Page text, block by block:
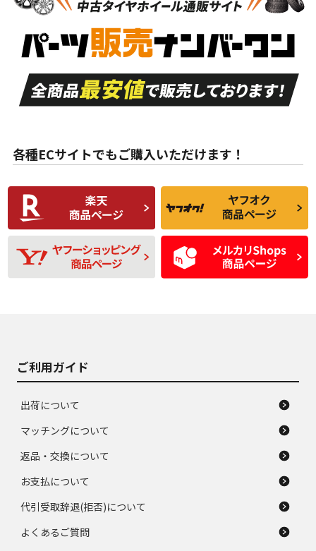
S
品）
S
新車外し品（新古
付き
A
走行距離も少なく、
目立つ傷もほとんど
ない中古品
A
走行距離も少なく、
非常に状態の良い中
古品
な中古品
んどない中古品
C
使用感や傷があり、
比較的きれいな中古
品
C
偏磨耗・劣化は感じ
られるが、使用に問
題のない中古品
D
使用感や目立つ傷が
あり、一般的な中古
品
D
残り溝も少なく、偏
磨耗がみられ、短期
間使用できるくらい
の中古品
各種ECサイトでもご購入いただけます！
ご利用ガイド
出荷について
マッチングについて
返品・交換について
お支払について
代引受取辞退(拒否)について
よくあるご質問